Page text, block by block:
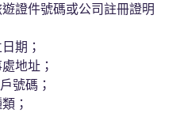
證件號碼或公司註冊證明
期；
地址；
號碼；
；